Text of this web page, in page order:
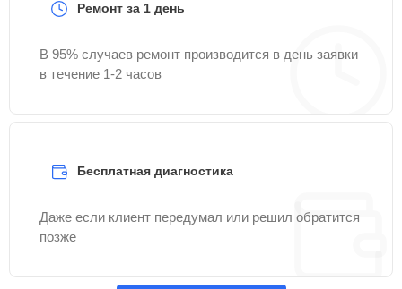
Ремонт за 1 день
В 95% случаев ремонт производится в день заявки
в течение 1-2 часов
Бесплатная диагностика
Даже если клиент передумал или решил обратится
позже